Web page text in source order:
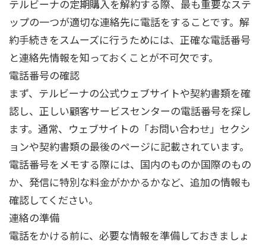
テルビーナの定期購入を解約する際、最も重要なステ
ップの一つが適切な連絡先に電話をすることです。解
約手続きをスムーズに行うためには、正確な電話番号
と連絡先情報を知っておくことが不可欠です。
電話番号の確認
まず、テルビーナの公式ウェブサイトや契約書類を確
認し、正しい顧客サービスセンターの電話番号を探し
ます。通常、ウェブサイトの「お問い合わせ」セクシ
ョンや契約書類の最後のページに記載されています。
電話番号をメモする際には、国内のものか国際のもの
か、発信に特別な料金がかかるかなど、追加の情報も
確認してください。
連絡の準備
電話をかける前に、必要な情報を準備しておきましょ